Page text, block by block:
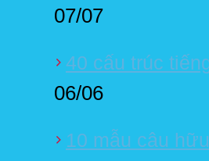
07/07
40 cấu trúc
06/06
10 mẫu câu